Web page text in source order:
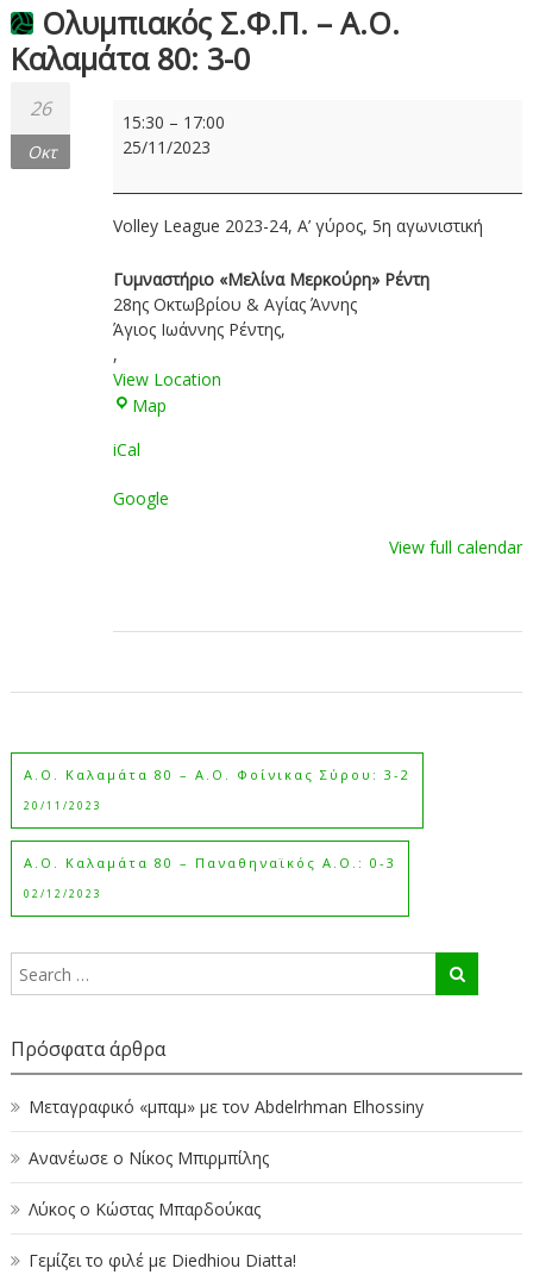
Ολυμπιακός Σ.Φ.Π. – Α.Ο.
Καλαμάτα 80: 3-0
26
Οκτ
Ολυμπιακός
Σ.Φ.Π.
80:
0
15:30 – 17:00
25/11/2023
Volley League 2023-24, Α’ γύρος, 5η αγωνιστική
Γυμναστήριο «Μελίνα Μερκούρη» Ρέντη
28ης Οκτωβρίου & Αγίας Άννης
Άγιος Ιωάννης Ρέντης,
,
View Location
MapΓυμναστήριο
iCal
Google
View full calendar
Α.Ο. Καλαμάτα 80 – Α.Ο. Φοίνικας Σύρου: 3-2
20/11/2023
Α.Ο. Καλαμάτα 80 – Παναθηναϊκός Α.Ο.: 0-3
02/12/2023
Πρόσφατα άρθρα
Μεταγραφικό «μπαμ» με τον Abdelrhman Elhossiny
Ανανέωσε ο Νίκος Μπιρμπίλης
Λύκος ο Κώστας Μπαρδούκας
Γεμίζει το φιλέ με Diedhiou Diatta!